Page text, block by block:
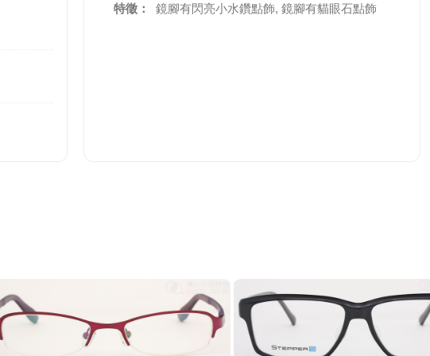
特徵： 鏡腳有閃亮小水鑽點飾, 鏡腳有貓眼石點飾